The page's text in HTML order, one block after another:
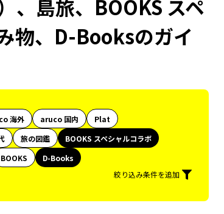
、島旅、BOOKS スペ
物、D-Booksのガイ
海外 aruco 国内
Plat
旅の図鑑
BOOKS スペシャルコラボ
BOOKS
D-Books
絞り込み条件を追加